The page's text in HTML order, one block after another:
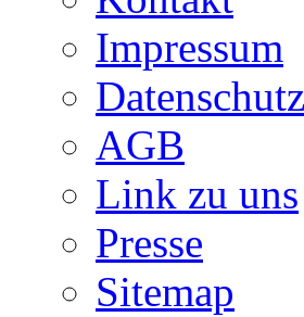
Impressum
Datenschutz
AGB
Link zu uns
Presse
Sitemap